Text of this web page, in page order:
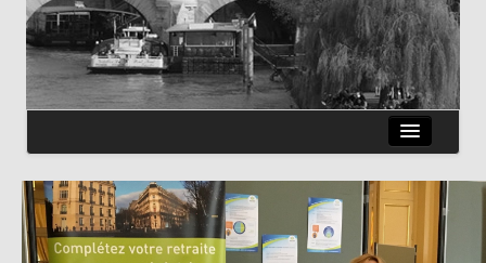
QUI SOMMES-NOUS ?
ANNONCES